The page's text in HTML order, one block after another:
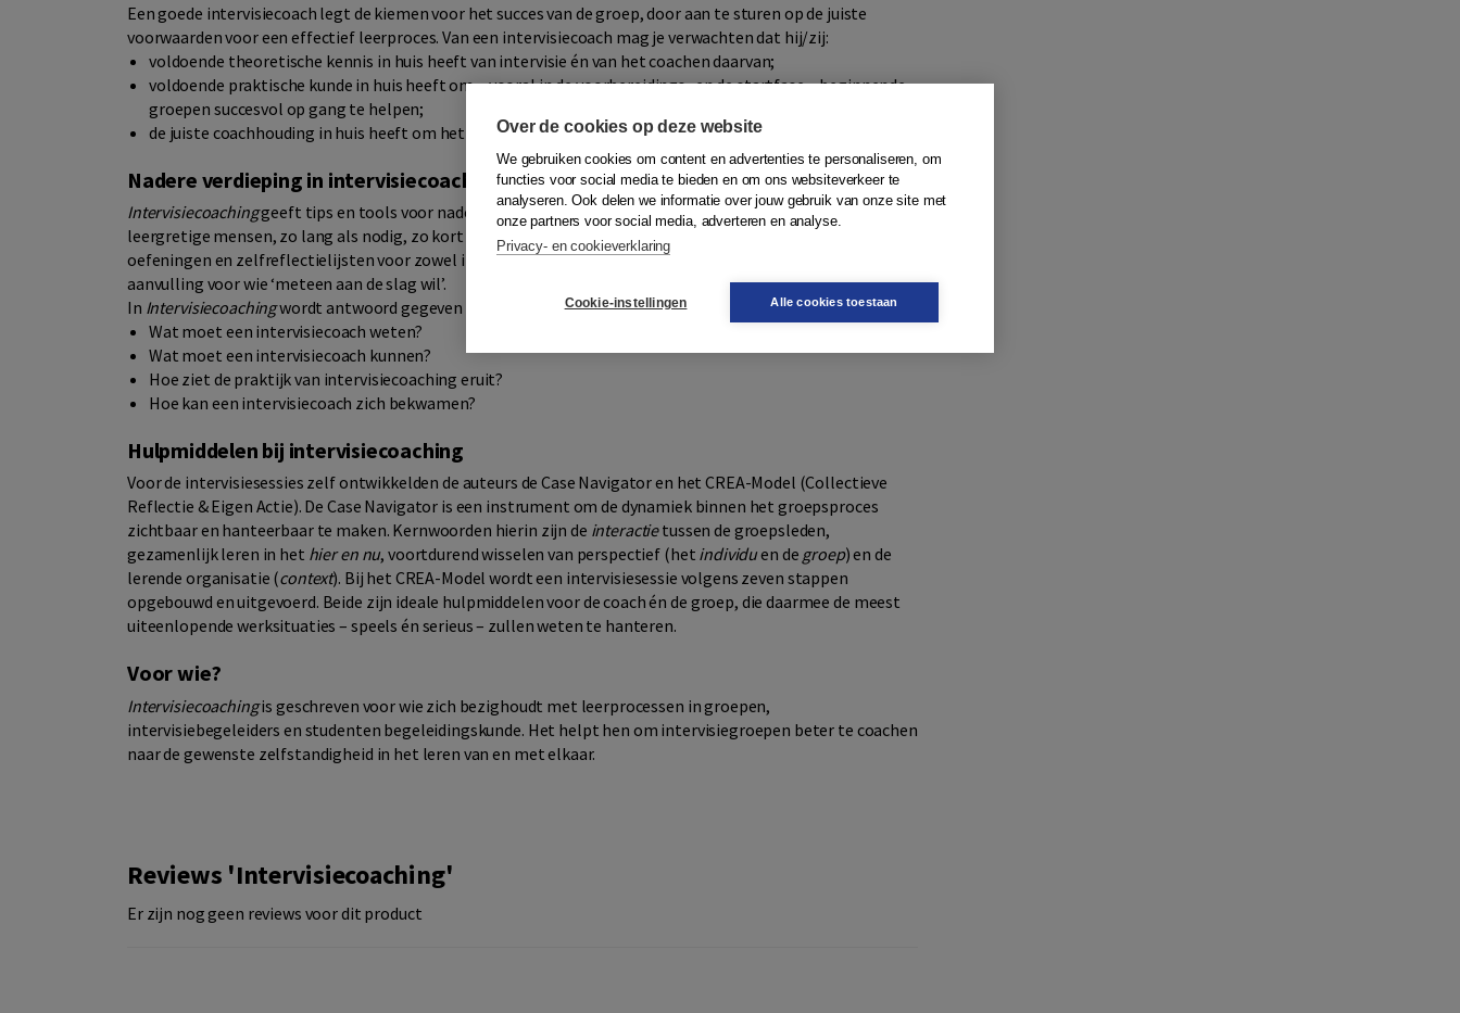
Een goede intervisiecoach legt de kiemen voor het succes van de groep, door aan te sturen op de juiste
voorwaarden voor een effectief leerproces. Van een intervisiecoach mag je verwachten dat hij/zij:
voldoende theoretische kennis in huis heeft van intervisie én van het coachen daarvan;
voldoende praktische kunde in huis heeft om – vooral in de voorbereidings- en de startfase – beginnende
groepen succesvol op gang te helpen;
de juiste coachhouding in huis heeft om het totale proces ook deugdelijk te begeleiden.
Nadere verdieping in intervisiecoaching
Intervisiecoachinggeeft tips en tools voor nadere verdieping bij de vaardige begeleiding van gemotiveerde,
leergretige mensen, zo lang als nodig, zo kort als mogelijk. Het boek bevat overzichten, hand-outs,
oefeningen en zelfreflectielijsten voor zowel intervisanten als coaches. Deze dienen als praktische
aanvulling voor wie ‘meteen aan de slag wil’.
In Intervisiecoachingwordt antwoord gegeven op de volgende hoofdvragen:
Wat moet een intervisiecoach weten?
Wat moet een intervisiecoach kunnen?
Hoe ziet de praktijk van intervisiecoaching eruit?
Hoe kan een intervisiecoach zich bekwamen?
Hulpmiddelen bij intervisiecoaching
Voor de intervisiesessies zelf ontwikkelden de auteurs de Case Navigator en het CREA-Model (Collectieve
Reflectie & Eigen Actie). De Case Navigator is een instrument om de dynamiek binnen het groepsproces
zichtbaar en hanteerbaar te maken. Kernwoorden hierin zijn de interactietussen de groepsleden,
gezamenlijk leren in het hier en nu, voortdurend wisselen van perspectief (het individuen de groep) en de
lerende organisatie (context). Bij het CREA-Model wordt een intervisiesessie volgens zeven stappen
opgebouwd en uitgevoerd. Beide zijn ideale hulpmiddelen voor de coach én de groep, die daarmee de meest
uiteenlopende werksituaties – speels én serieus – zullen weten te hanteren.
Voor wie?
Intervisiecoachingis geschreven voor wie zich bezighoudt met leerprocessen in groepen,
intervisiebegeleiders en studenten begeleidingskunde. Het helpt hen om intervisiegroepen beter te coachen
naar de gewenste zelfstandigheid in het leren van en met elkaar.
Reviews 'Intervisiecoaching'
Er zijn nog geen reviews voor dit product
Over de cookies op deze website
We gebruiken cookies om content en advertenties te personaliseren, om
functies voor social media te bieden en om ons websiteverkeer te
analyseren. Ook delen we informatie over jouw gebruik van onze site met
onze partners voor social media, adverteren en analyse.
Privacy- en cookieverklaring
Cookie-instellingen Alle cookies toestaan